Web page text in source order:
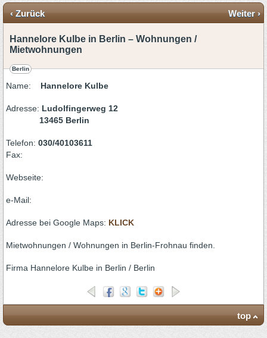
‹ Zurück Weiter ›
Hannelore Kulbe in Berlin – Wohnungen /
Mietwohnungen
Berlin
Name: Hannelore Kulbe
Adresse: Ludolfingerweg 12
13465 Berlin
Telefon: 030/40103611
Fax:
Webseite:
e-Mail:
Adresse bei Google Maps: KLICK
Mietwohnungen / Wohnungen in Berlin-Frohnau finden.
Firma Hannelore Kulbe in Berlin / Berlin
top